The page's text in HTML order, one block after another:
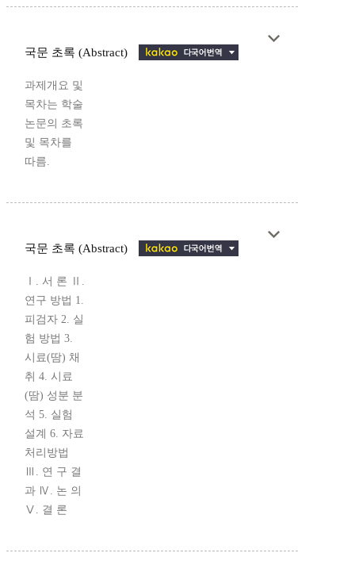
국문 초록 (Abstract)
과제개요 및
목차는 학술
논문의 초록
및 목차를
따름.
국문 초록 (Abstract)
Ⅰ. 서 론 Ⅱ.
연구 방법 1.
피검자 2. 실
험 방법 3.
시료(땀) 채
취 4. 시료
(땀) 성분 분
석 5. 실험
설계 6. 자료
처리방법
Ⅲ. 연 구 결
과 Ⅳ. 논 의
Ⅴ. 결 론